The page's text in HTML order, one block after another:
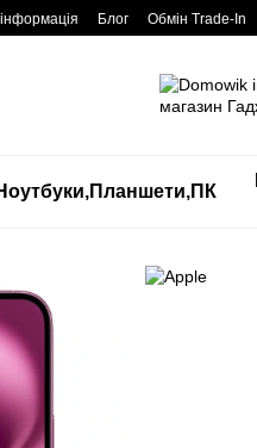
Блог Обмін Trade-In